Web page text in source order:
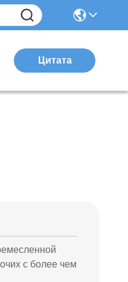
Цитата
с более чем